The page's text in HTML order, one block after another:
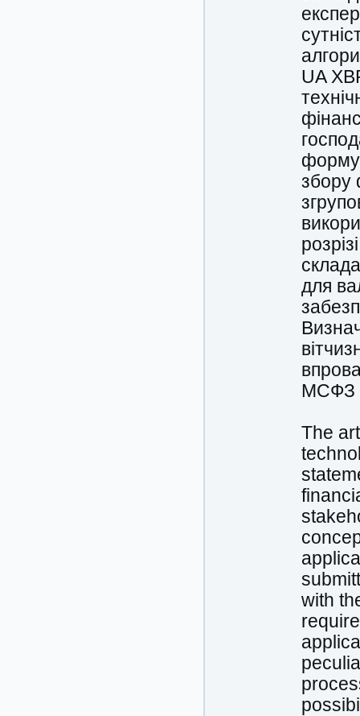
UA
збору
для
МСФЗ
The
with